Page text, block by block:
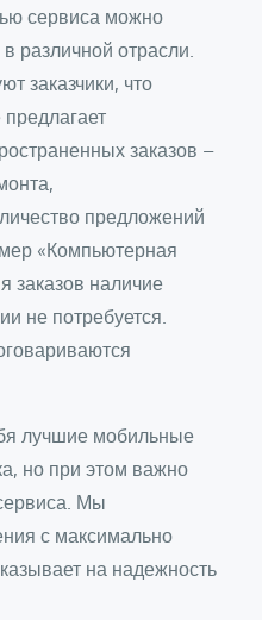
сервиса можно
различной отрасли.
заказчики, что
предлагает
заказов –
предложений
«Компьютерная
заказов наличие
не потребуется.
лучшие мобильные
но при этом важно
Мы
с максимально
на надежность